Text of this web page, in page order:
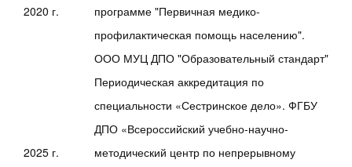
2020 г.
программе "Первичная медико-
профилактическая помощь населению".
ООО МУЦ ДПО "Образовательный стандарт"
2025 г.
Периодическая аккредитация по
специальности «Сестринское дело». ФГБУ
ДПО «Всероссийский учебно-научно-
методический центр по непрерывному